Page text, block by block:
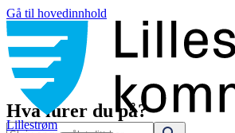
Gå til hovedinnhold
Lillestrøm
Hva lurer du på?